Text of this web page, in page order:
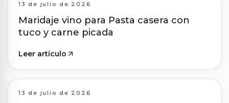
13 de julio de 2026
Maridaje vino para Pasta casera con
tuco y carne picada
Leer artículo
13 de julio de 2026